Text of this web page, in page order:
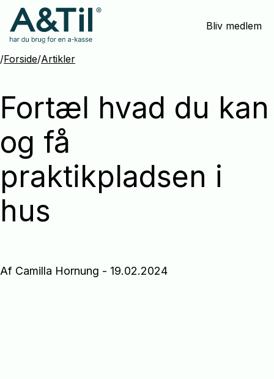
Spring
menu
over
og
indhold
Bliv medlem
/Forside/Artikler
Fortæl hvad du kan
og få
praktikpladsen i
hus
Af Camilla Hornung - 19.02.2024